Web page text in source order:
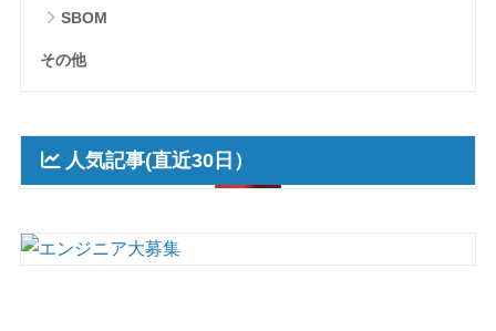
SBOM
その他
人気記事(直近30日）